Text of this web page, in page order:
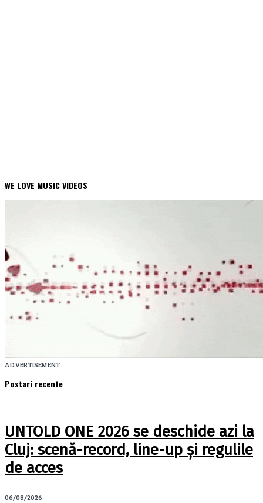
WE LOVE MUSIC VIDEOS
ADVERTISEMENT
Postari recente
UNTOLD ONE 2026 se deschide azi la
Cluj: scenă-record, line-up și regulile
de acces
06/08/2026